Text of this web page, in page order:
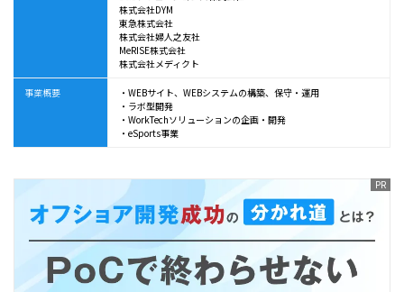
株式会社DYM
東急株式会社
株式会社婦人之友社
MeRISE株式会社
株式会社メディクト
事業概要
・WEBサイト、WEBシステムの構築、保守・運用
・ラボ型開発
・WorkTechソリューションの企画・開発
・eSports事業